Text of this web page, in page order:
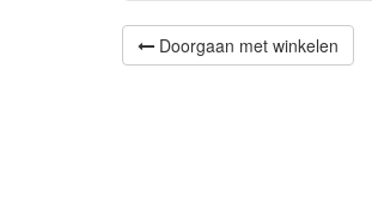
Doorgaan met winkelen